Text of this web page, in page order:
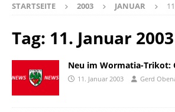
STARTSEITE 2003 JANUAR
Tag: 11. Januar 2003
Neu im Wormatia-Trikot:
11. Januar 2003 Gerd